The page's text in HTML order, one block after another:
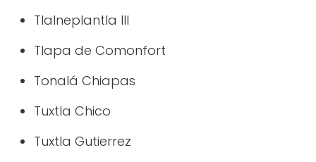
Tlalneplantla III
Tlapa de Comonfort
Tonalá Chiapas
Tuxtla Chico
Tuxtla Gutierrez